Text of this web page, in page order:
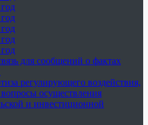
для сообщений о фактах
регулирующего воздействия,
осуществления
и инвестиционной